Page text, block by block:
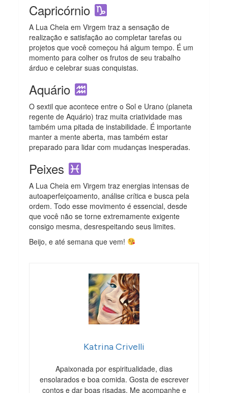
Capricórnio
A Lua Cheia em Virgem traz a sensação de
realização e satisfação ao completar tarefas ou
projetos que você começou há algum tempo. É um
momento para colher os frutos de seu trabalho
árduo e celebrar suas conquistas.
Aquário
O sextil que acontece entre o Sol e Urano (planeta
regente de Aquário) traz muita criatividade mas
também uma pitada de instabilidade. É importante
manter a mente aberta, mas também estar
preparado para lidar com mudanças inesperadas.
Peixes
A Lua Cheia em Virgem traz energias intensas de
autoaperfeiçoamento, análise crítica e busca pela
ordem. Todo esse movimento é essencial, desde
que você não se torne extremamente exigente
consigo mesma, desrespeitando seus limites.
Beijo, e até semana que vem!
Katrina Crivelli
Apaixonada por espiritualidade, dias
ensolarados e boa comida. Gosta de escrever
contos e dar boas risadas. Me acompanhe e